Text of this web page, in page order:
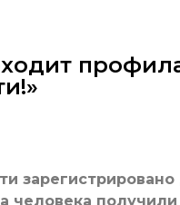
человека